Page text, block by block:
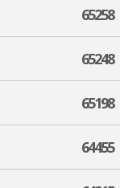
65258
65248
65198
64455